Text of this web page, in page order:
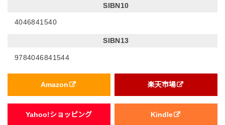
SIBN10
4046841540
SIBN13
9784046841544
Amazon 楽天市場
Yahoo!ショッピング Kindle